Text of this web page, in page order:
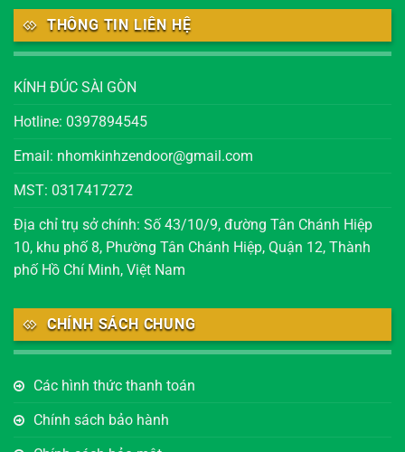
THÔNG TIN LIÊN HỆ
KÍNH ĐÚC SÀI GÒN
Hotline: 0397894545
Email: nhomkinhzendoor@gmail.com
MST: 0317417272
Địa chỉ trụ sở chính: Số 43/10/9, đường Tân Chánh Hiệp
10, khu phố 8, Phường Tân Chánh Hiệp, Quận 12, Thành
phố Hồ Chí Minh, Việt Nam
CHÍNH SÁCH CHUNG
Các hình thức thanh toán
Chính sách bảo hành